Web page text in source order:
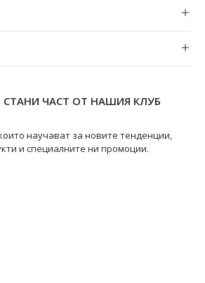
СТАНИ ЧАСТ ОТ НАШИЯ КЛУБ
научават за новите тенденции,
и специалните ни промоции.